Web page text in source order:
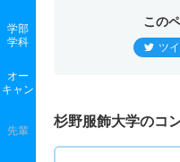
学部
学科
オー
キャン
先輩
この
ツ
杉野服飾大学のコ